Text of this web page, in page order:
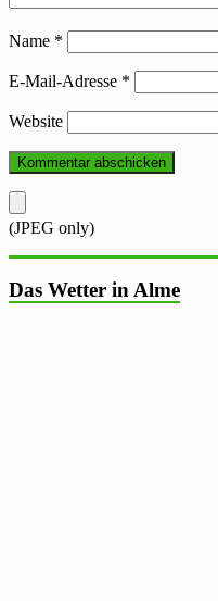
Name *
E-Mail-Adresse *
Website
(JPEG only)
Das Wetter in Alme